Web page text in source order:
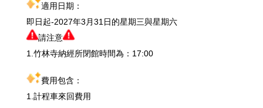
適用日期：
即日起-2027年3月31日的星期三與星期六
請注意
1.竹林寺納經所閉館時間為：17:00
費用包含：
1.計程車來回費用